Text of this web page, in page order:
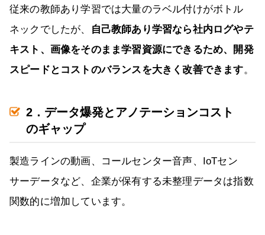
従来の教師あり学習では大量のラベル付けがボトル
ネックでしたが、
自己教師あり学習なら社内ログやテ
キスト、画像をそのまま学習資源にできるため、開発
スピードとコストのバランスを大きく改善できます。
2．データ爆発とアノテーションコスト
のギャップ
製造ラインの動画、コールセンター音声、IoTセン
サーデータなど、企業が保有する未整理データは指数
関数的に増加しています。